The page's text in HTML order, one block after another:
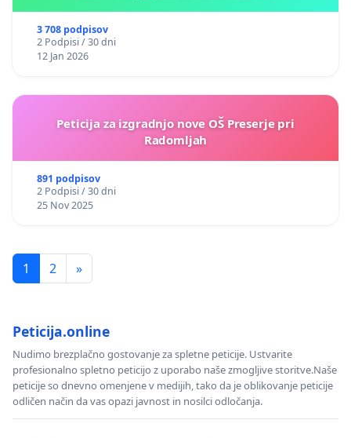
3 708 podpisov
2 Podpisi / 30 dni
12 Jan 2026
Peticija za izgradnjo nove OŠ Preserje pri
Radomljah
891 podpisov
2 Podpisi / 30 dni
25 Nov 2025
1 2 »
Peticija.online
Nudimo brezplačno gostovanje za spletne peticije. Ustvarite
profesionalno spletno peticijo z uporabo naše zmogljive storitve.Naše
peticije so dnevno omenjene v medijih, tako da je oblikovanje peticije
odličen način da vas opazi javnost in nosilci odločanja.